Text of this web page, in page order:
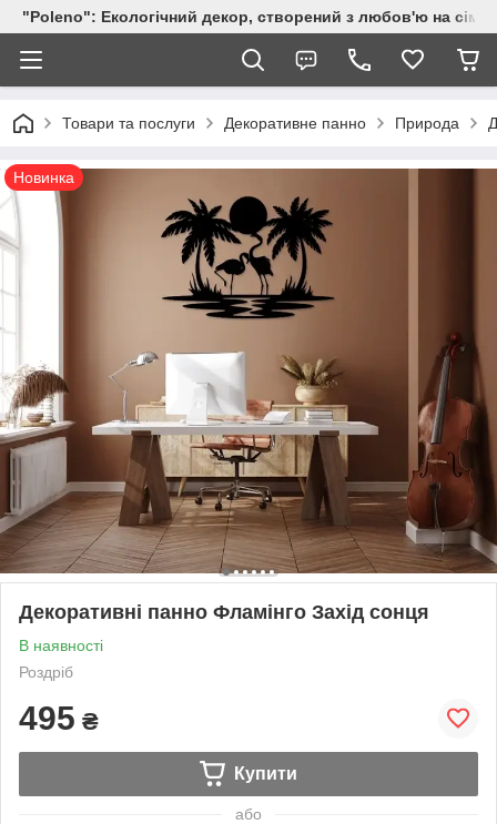
"Poleno": Екологічний декор, створений з любов'ю на
Товари та послуги Декоративне панно Природа
Новинка
Декоративні панно Фламінго Захід сонця
В наявності
Роздріб
495 ₴
Купити
або